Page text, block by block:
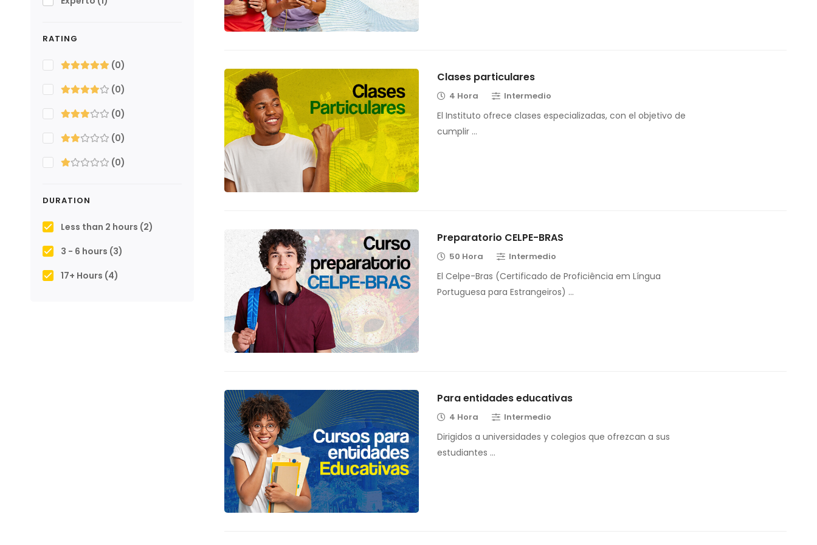
RATING
(0)
(0)
(0)
(0)
(0)
DURATION
Less than 2 hours (2)
3 - 6 hours (3)
17+ Hours (4)
Clases particulares
4 Hora Intermedio
El Instituto ofrece clases especializadas, con el objetivo de
cumplir …
Preparatorio CELPE-BRAS
50 Hora Intermedio
El Celpe-Bras (Certificado de Proficiência em Língua
Portuguesa para Estrangeiros) …
Para entidades educativas
4 Hora Intermedio
Dirigidos a universidades y colegios que ofrezcan a sus
estudiantes …